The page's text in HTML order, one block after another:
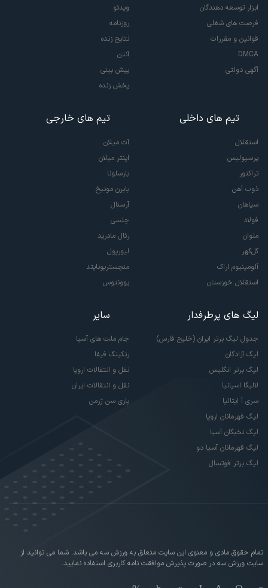
ابزار توسعه دهندگان
فرصت های شغلی
قوانین و مقررات
DMCA
آگهی دولتی
ویدئو
روزنامه
نتایج زنده
آنتن
پیش بینی
پخش زنده
تیم های داخلی
استقلال
پرسپولیس
تراکتور
ذوب آهن
سپاهان
فولاد
ملوان
گل‌گهر
آلومینیوم اراک
استقلال خوزستان
تیم های خارجی
آث میلان
اینتر میلان
بارسلونا
بایرن مونیخ
آرسنال
چلسی
رئال مادرید
لیورپول
منچستریونایتد
یوونتوس
لیگ های پرطرفدار
جدول لیگ برتر ایران (خلیج فارس)
لیگ آزادگان
لیگ برتر انگلیس
لالیگا اسپانیا
سری آ ایتالیا
لیگ قهرمانان اروپا
لیگ نخبگان آسیا
لیگ قهرمانان آسیا دو
لیگ برتر فوتسال
سایر
جام ملت های آسیا
رنکینگ فیفا
نقل و انتقالات اروپا
نقل و انتقالات ایران
پاری سن ژرمن
تمام حقوق مادی و معنوی این سایت متعلق به ورزش سه می باشد. شما می توانید از
سایت ورزش سه در صورت پذیرش موافقت نامه کاربری استفاده نمایید.